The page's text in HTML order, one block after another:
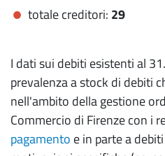
totale creditori: 29
I dati sui debiti esistenti al
prevalenza a stock di debiti
nell'ambito della gestione
Commercio di Firenze con i
pagamento e in parte a